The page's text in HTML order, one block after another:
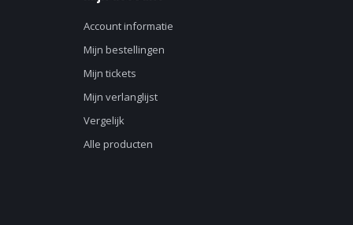
Account informatie
Mijn bestellingen
Mijn tickets
Mijn verlanglijst
Vergelijk
Alle producten